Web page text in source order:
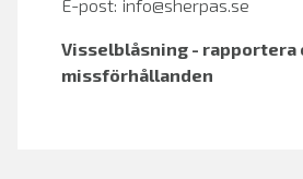
E-post: info@sherpas.se
Visselblåsning - rapportera
missförhållanden